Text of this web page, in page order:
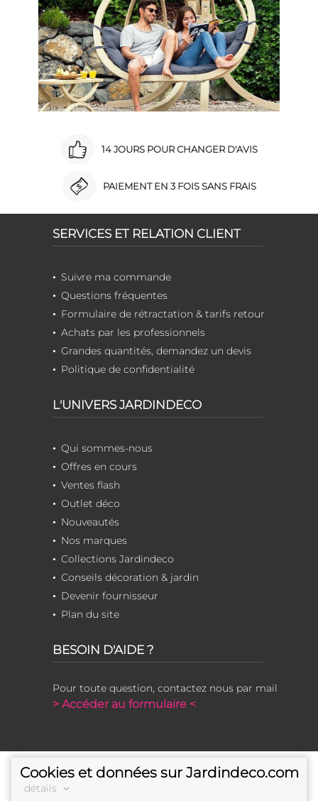
14 JOURS POUR CHANGER D'AVIS
PAIEMENT EN 3 FOIS SANS FRAIS
SERVICES ET RELATION CLIENT
Suivre ma commande
Questions fréquentes
Formulaire de rétractation & tarifs retour
Achats par les professionnels
Grandes quantités, demandez un devis
Politique de confidentialité
L'UNIVERS JARDINDECO
Qui sommes-nous
Offres en cours
Ventes flash
Outlet déco
Nouveautés
Nos marques
Collections Jardindeco
Conseils décoration & jardin
Devenir fournisseur
Plan du site
BESOIN D'AIDE ?
Pour toute question, contactez nous par mail
> Accéder au formulaire <
Cookies et données sur Jardindeco.com
détails